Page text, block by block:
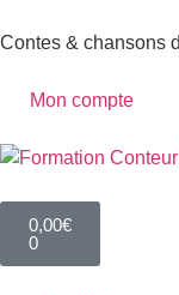
Contes & chansons
Mon compte
0,00€
0